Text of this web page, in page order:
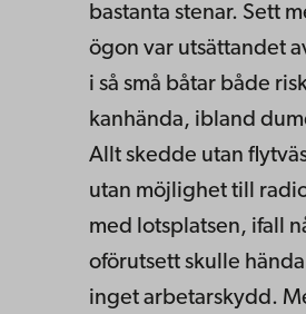
bastanta stenar. Sett
ögon var utsättandet
i så små båtar både
kanhända, ibland
Allt skedde utan
utan möjlighet till
med lotsplatsen, ifall
oförutsett skulle
inget arbetarskydd.